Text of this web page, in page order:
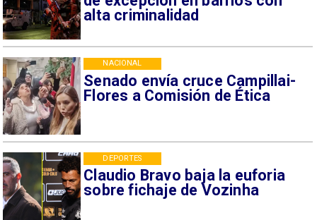
alta criminalidad
Senado envía cruce Campillai-
Flores a Comisión de Ética
NACIONAL
Claudio Bravo baja la euforia
sobre fichaje de Vozinha
DEPORTES